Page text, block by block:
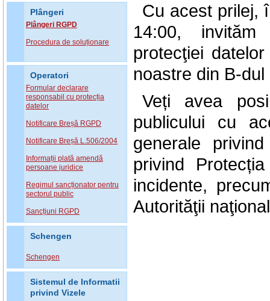
Plângeri
Plângeri RGPD
Procedura de soluționare
Operatori
Formular declarare
responsabil cu protecția
datelor
Notificare Breșă RGPD
Notificare Breșă L.506/2004
Informații plată amendă
persoane juridice
Regimul sancționator pentru
sectorul public
Sancțiuni RGPD
Schengen
Schengen
Sistemul de Informatii
privind Vizele
Cu acest prilej,
14:00, invităm
protecţiei
noastre din B-
Veți avea
publicului cu
generale
privind
incidente,
Autorităţii